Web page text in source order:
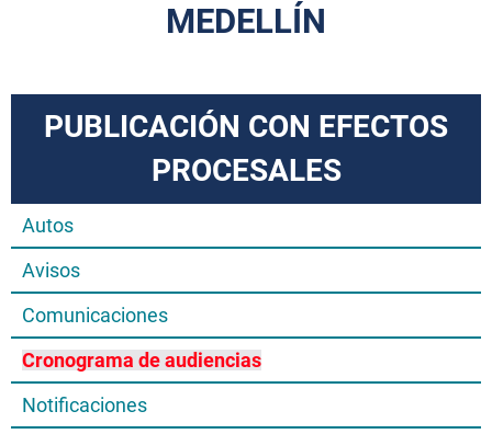
MEDELLÍN
PUBLICACIÓN CON EFECTOS
PROCESALES
Autos
Avisos
Comunicaciones
Cronograma de audiencias
Notificaciones